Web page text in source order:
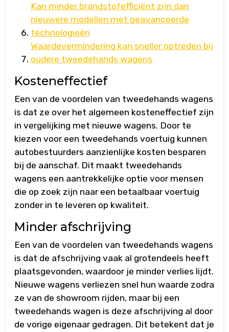
Kan minder brandstofefficiënt zijn dan
nieuwere modellen met geavanceerde
technologieën
Waardevermindering kan sneller optreden bij
oudere tweedehands wagens
Kosteneffectief
Een van de voordelen van tweedehands wagens
is dat ze over het algemeen kosteneffectief zijn
in vergelijking met nieuwe wagens. Door te
kiezen voor een tweedehands voertuig kunnen
autobestuurders aanzienlijke kosten besparen
bij de aanschaf. Dit maakt tweedehands
wagens een aantrekkelijke optie voor mensen
die op zoek zijn naar een betaalbaar voertuig
zonder in te leveren op kwaliteit.
Minder afschrijving
Een van de voordelen van tweedehands wagens
is dat de afschrijving vaak al grotendeels heeft
plaatsgevonden, waardoor je minder verlies lijdt.
Nieuwe wagens verliezen snel hun waarde zodra
ze van de showroom rijden, maar bij een
tweedehands wagen is deze afschrijving al door
de vorige eigenaar gedragen. Dit betekent dat je